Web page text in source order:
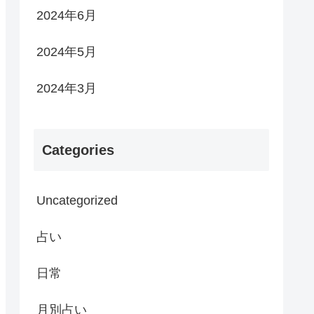
2024年6月
2024年5月
2024年3月
Categories
Uncategorized
占い
日常
月別占い